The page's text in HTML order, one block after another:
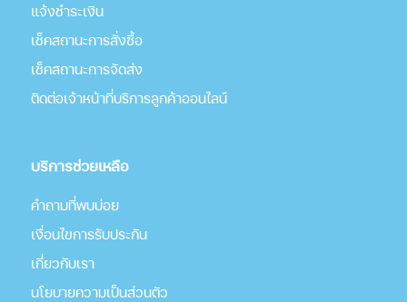
แจ้งชำระเงิน
เช็คสถานะการสั่งซื้อ
เช็คสถานะการจัดส่ง
ติดต่อเจ้าหน้าที่บริการลูกค้าออนไลน์
บริการช่วยเหลือ
คำถามที่พบบ่อย
เงื่อนไขการรับประกัน
เกี่่ยวกับเรา
นโยบายความเป็นส่วนตัว